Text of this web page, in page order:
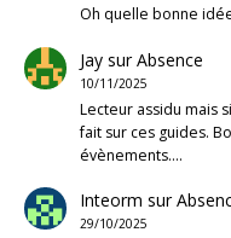
Oh quelle bonne
JaysurAbsence
10/11/2025
Lecteur assidu mais
fait sur ces guides.
évènements.…
Inteorm sur
29/10/2025